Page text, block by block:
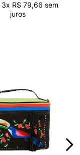
3x R$ 79,66 sem
juros